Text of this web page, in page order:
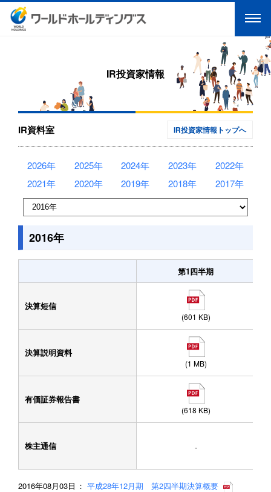
IR投資家情報
IR資料室 IR投資家情報トップへ
2026年 2025年 2024年 2023年
2022年
2021年
2020年 2019年 2018年 2017年
2016年
第1四半期
決算短信
(601 KB)
決算説明資料
(1 MB)
有価証券報告書
(618 KB)
株主通信 -
2016年08月03日
平成28年12月期 第2四半期決算概要